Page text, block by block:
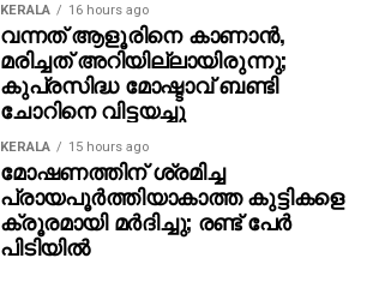
KERALA 16 hours ago
വന്നത് ആളൂരിനെ കാണാന്‍,
മരിച്ചത് അറിയില്ലായിരുന്നു;
കുപ്രസിദ്ധ മോഷ്ടാവ് ബണ്ടി
ചോറിനെ വിട്ടയച്ചു
KERALA 15 hours ago
മോഷണത്തിന് ശ്രമിച്ച
പ്രായപൂര്‍ത്തിയാകാത്ത കുട്ടികളെ
ക്രൂരമായി മര്‍ദിച്ചു; രണ്ട് പേര്‍
പിടിയില്‍